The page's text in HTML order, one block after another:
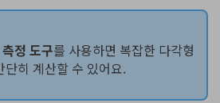
정 도구를 사용하면 복잡한 다각형
히 계산할 수 있어요.